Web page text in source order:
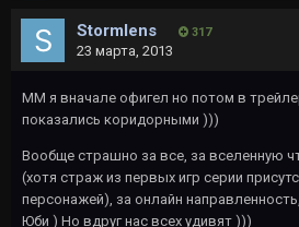
Stormlens 317
23 марта, 2013
ММ я вначале офигел но потом в
показались коридорными )))
Вообще страшно за все, за вселенную
(хотя страж из первых игр серии
персонажей), за онлайн
Юби ) Но вдруг нас всех удивят )))